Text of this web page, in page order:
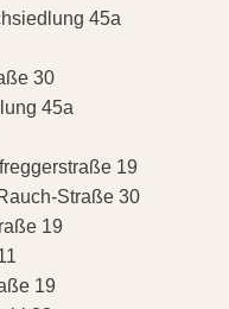
45a
30
45a
19
Straße 30
19
19